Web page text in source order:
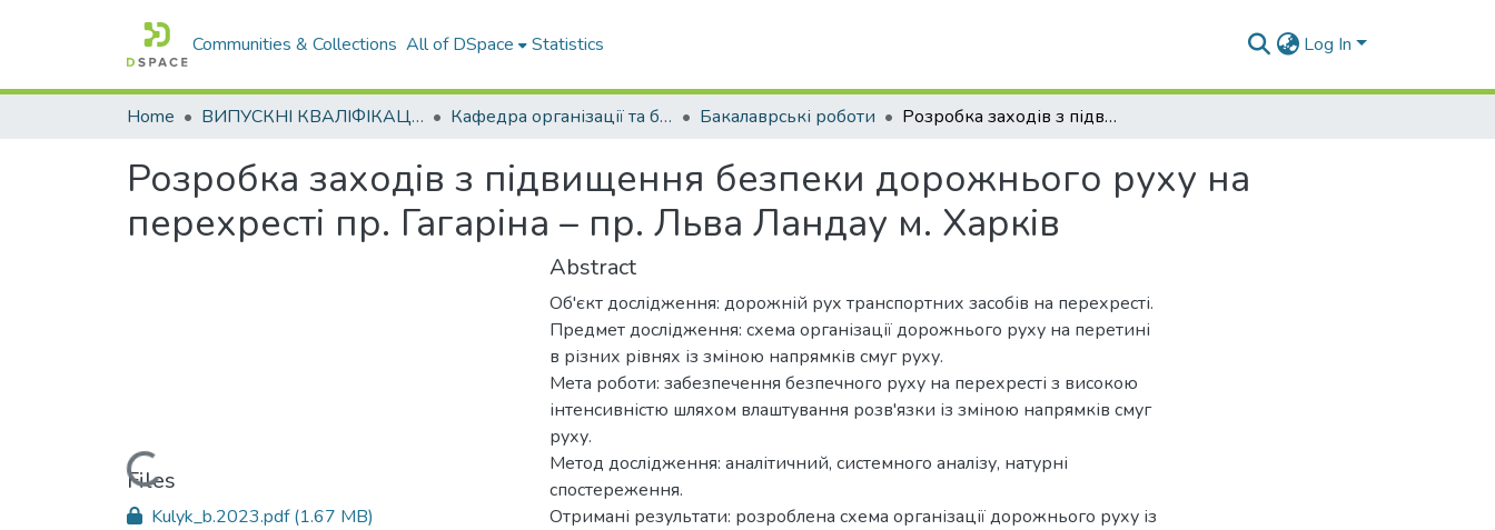
Communities & Collections All of DSpace Statistics Log In
Home ВИПУСКНІ КВАЛІФІКАЦІЙНІ РОБОТИ Кафедра організації та безпеки дорожнього руху Бакалаврські роботи Розробка заходів з підвищення безпеки дорожнього руху на перехресті пр. Гагаріна – пр. Льва Ландау м. Харків
Розробка заходів з підвищення безпеки дорожнього руху на
перехресті пр. Гагаріна – пр. Льва Ландау м. Харків
Loading...
Files
Kulyk_b.2023.pdf(1.67 MB)
Abstract
Об'єкт дослідження: дорожній рух транспортних засобів на перехресті.
Предмет дослідження: схема організації дорожнього руху на перетині
в різних рівнях із зміною напрямків смуг руху.
Мета роботи: забезпечення безпечного руху на перехресті з високою
інтенсивністю шляхом влаштування розв'язки із зміною напрямків смуг
руху.
Метод дослідження: аналітичний, системного аналізу, натурні
спостереження.
Отримані результати: розроблена схема організації дорожнього руху із